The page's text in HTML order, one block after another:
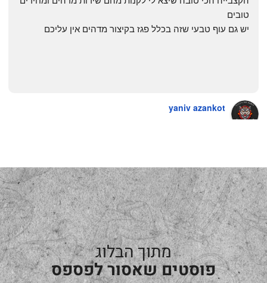
yaniv azankot
טובים
יש גם עוף טבעי שזה בכלל פגז בקיצור מדהים אין עליכם
מתוך הבלוג
פוסטים שאסור לפספס